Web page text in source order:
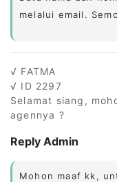
melalui email.
√ FATMA
√ ID 2297
Selamat siang,
agennya ?
Reply Admin
Mohon maaf kk,